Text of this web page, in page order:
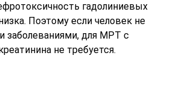
гадолиниевых
Поэтому если человек не
заболеваниями, для МРТ с
не требуется.